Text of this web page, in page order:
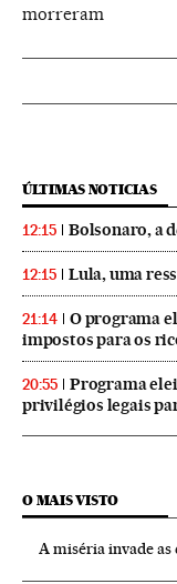
morreram
ÚLTIMAS NOTICIAS
12:15 Bolsonaro, a
12:15 Lula, uma
21:14
O programa
impostos para os
20:55
Programa
privilégios legais
O MAIS VISTO
A miséria invade as